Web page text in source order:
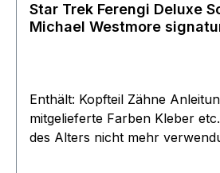
Star Trek Ferengi Deluxe
Michael Westmore
Enthält: Kopfteil Zähne
mitgelieferte Farben Kleber
des Alters nicht mehr